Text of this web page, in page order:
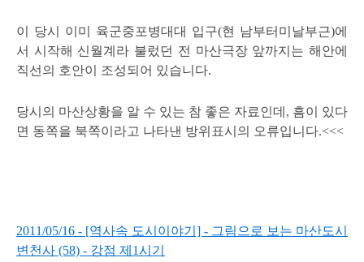
이 당시 이미 육군중포병대대 입구(현 남부터미날부근)에
서 시작해 신월계라 불렀던 전 마산극장 앞까지는 해안에
직선의 호안이 조성되어 있습니다.
당시의 마산상황을 알 수 있는 참 좋은 자료인데, 흠이 있다
면 동쪽을 북쪽이라고 나타낸 방위표시의 오류입니다.<<<
2011/05/16 - [역사속 도시이야기] - 그림으로 보는 마산도시
변천사 (58) - 강점 제1시기